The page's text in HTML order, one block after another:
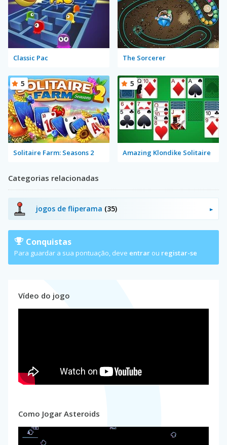
Classic Pac The Sorcerer
Solitaire Farm: Seasons 2
5
Amazing Klondike Solitaire
5
Categorias relacionadas
jogos de fliperama (35)
Conquistas
Para guardar a sua pontuação, deve entrar ou registar-se
Vídeo do jogo
Como Jogar Asteroids